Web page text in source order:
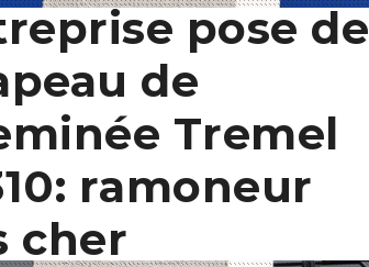
pose de
de
Tremel
ramoneur
cher